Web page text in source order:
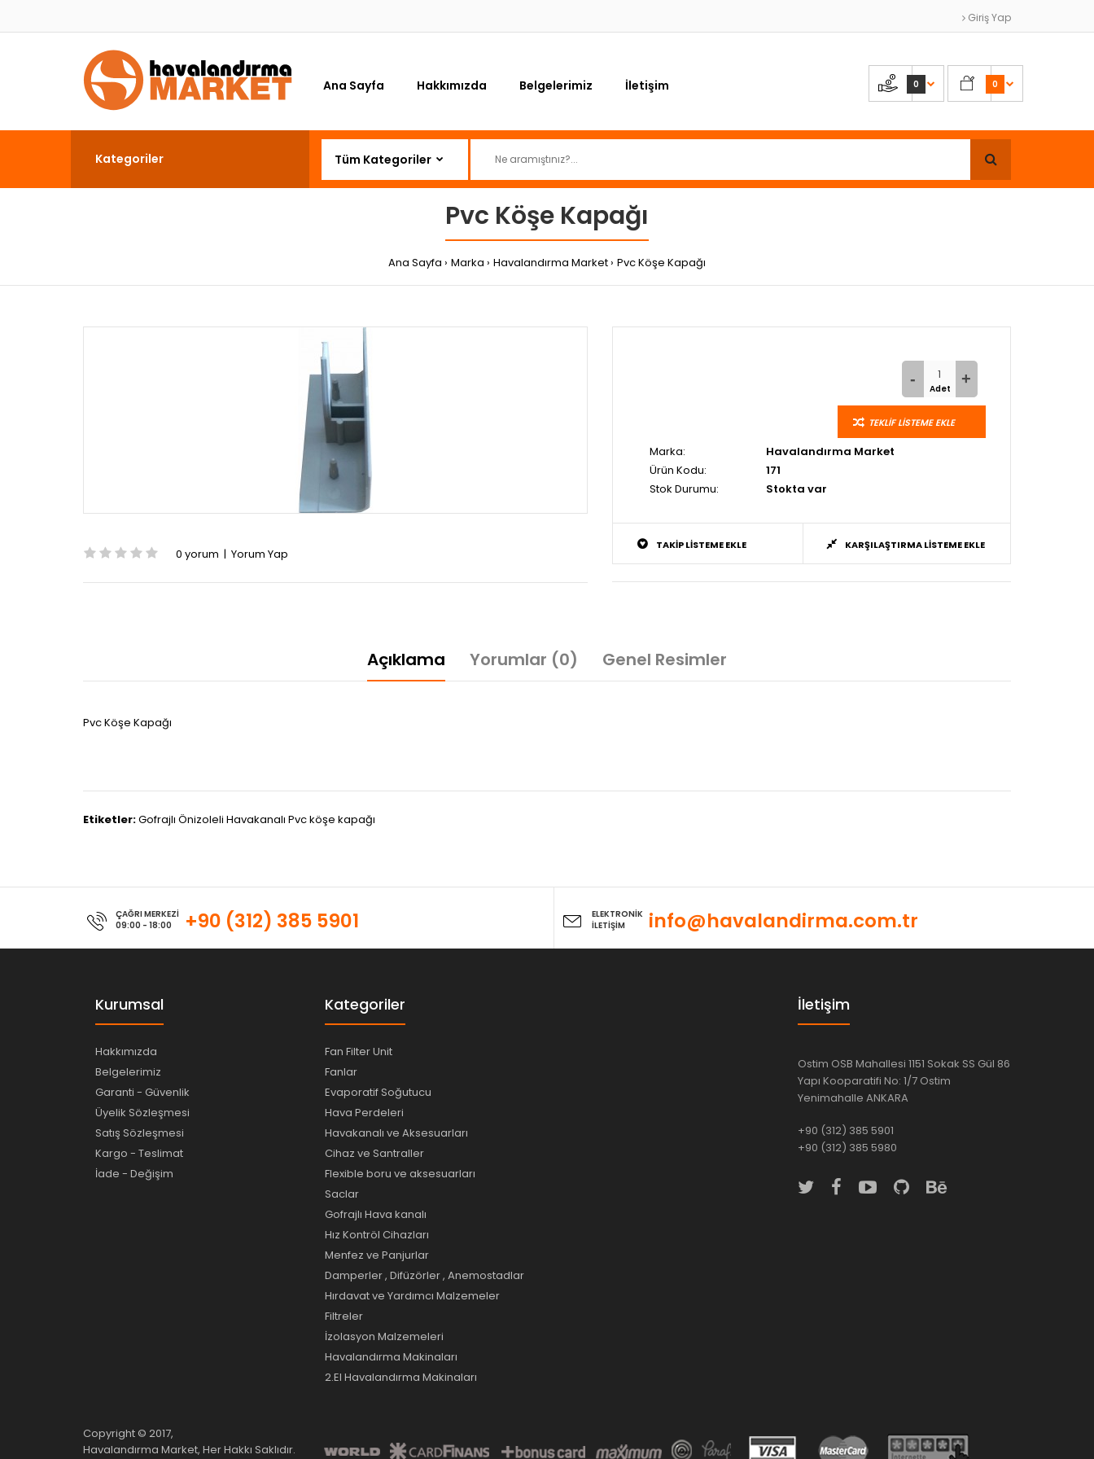
Giriş Yap
Ana Sayfa Hakkımızda Belgelerimiz İletişim 0 0
Kategoriler
Pvc Köşe Kapağı
Ana Sayfa Marka Havalandırma Market Pvc Köşe Kapağı
0 yorum | Yorum Yap
TEKLIF LISTEME EKLE
Marka:
Havalandırma Market
Ürün Kodu:
171
Stok Durumu:
Stokta var
TAKIP LISTEME EKLE KARŞILAŞTIRMA LISTEME EKLE
Açıklama Yorumlar (0) Genel Resimler
Pvc Köşe Kapağı
Etiketler:Gofrajlı Önizoleli Havakanalı Pvc köşe kapağı
ÇAĞRI MERKEZİ
09:00 - 18:00
+90 (312) 385 5901
ELEKTRONİK
İLETİŞİM
info@havalandirma.com.tr
Kurumsal
Hakkımızda
Belgelerimiz
Garanti - Güvenlik
Üyelik Sözleşmesi
Satış Sözleşmesi
Kargo - Teslimat
İade - Değişim
Kategoriler
Fan Filter Unit
Fanlar
Evaporatif Soğutucu
Hava Perdeleri
Havakanalı ve Aksesuarları
Cihaz ve Santraller
Flexible boru ve aksesuarları
Saclar
Gofrajlı Hava kanalı
Hız Kontröl Cihazları
Menfez ve Panjurlar
Damperler , Difüzörler , Anemostadlar
Hırdavat ve Yardımcı Malzemeler
Filtreler
İzolasyon Malzemeleri
Havalandırma Makinaları
2.El Havalandırma Makinaları
İletişim
Ostim OSB Mahallesi 1151 Sokak SS Gül 86
Yapı Kooparatifi No: 1/7 Ostim
Yenimahalle ANKARA
+90 (312) 385 5901
+90 (312) 385 5980
Copyright © 2017,
Havalandırma Market, Her Hakkı Saklıdır.